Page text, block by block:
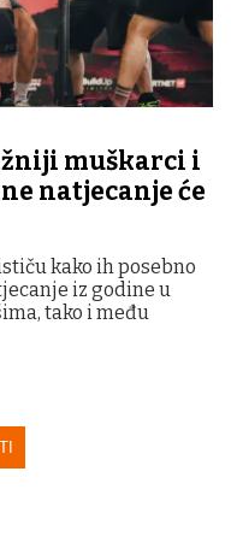
muškarci i
natjecanje će
kako ih posebno
iz godine u
tako i među